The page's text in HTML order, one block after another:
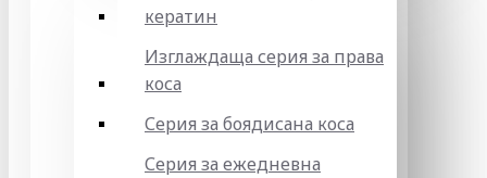
кератин
Изглаждаща серия за права
коса
Серия за боядисана коса
Серия за ежедневна